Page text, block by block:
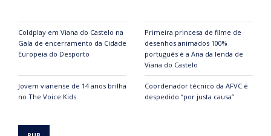
Coldplay em Viana do Castelo na
Gala de encerramento da Cidade
Europeia do Desporto
Primeira princesa de filme de
desenhos animados 100%
português é a Ana da lenda de
Viana do Castelo
Jovem vianense de 14 anos brilha
no The Voice Kids
Coordenador técnico da AFVC é
despedido “por justa causa”